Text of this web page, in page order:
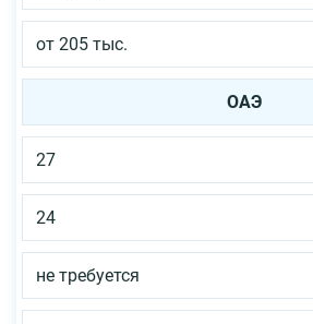
от 205 тыс.
ОАЭ
27
24
не требуется